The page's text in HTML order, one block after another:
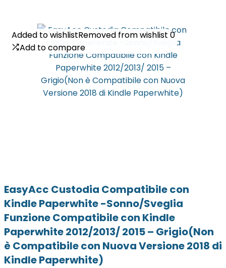
Added to wishlistRemoved from wishlist 0
Add to compare
EasyAcc Custodia Compatibile con
Kindle Paperwhite -Sonno/Sveglia
Funzione Compatibile con Kindle
Paperwhite 2012/2013/ 2015 – Grigio(Non
è Compatibile con Nuova Versione 2018 di
Kindle Paperwhite)
Added to wishlistRemoved from wishlist 0
Add to compare